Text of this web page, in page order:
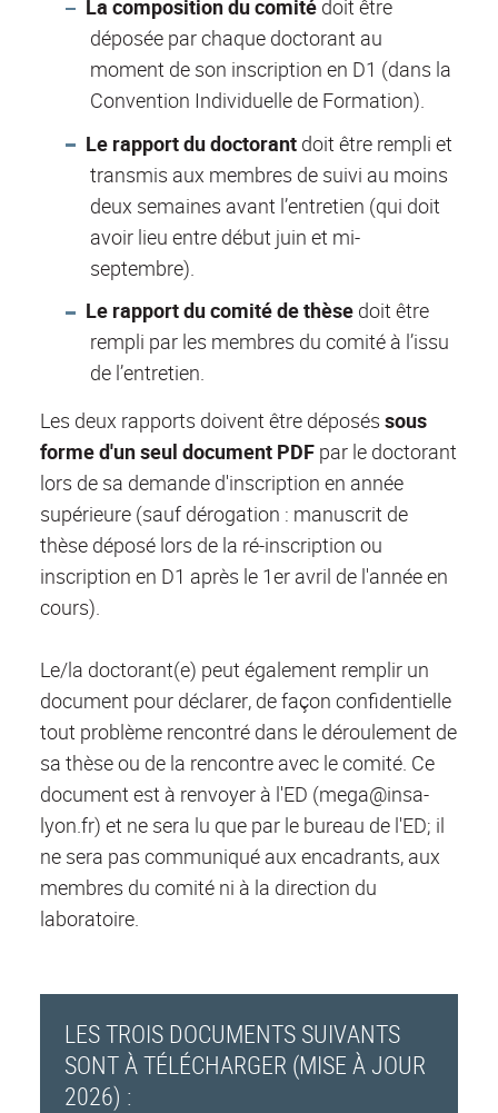
La composition du comitédoit être
déposée par chaque doctorant au
moment de son inscription en D1 (dans la
Convention Individuelle de Formation).
Le rapport du doctorantdoit être rempli et
transmis aux membres de suivi au moins
deux semaines avant l’entretien (qui doit
avoir lieu entre début juin et mi-
septembre).
Le rapport du comité de thèsedoit être
rempli par les membres du comité à l’issu
de l’entretien.
Les deux rapports doivent être déposés sous
forme d'un seul document PDF par le doctorant
lors de sa demande d'inscription en année
supérieure (sauf dérogation : manuscrit de
thèse déposé lors de la ré-inscription ou
inscription en D1 après le 1er avril de l'année en
cours).
Le/la doctorant(e) peut également remplir un
document pour déclarer, de façon confidentielle
tout problème rencontré dans le déroulement de
sa thèse ou de la rencontre avec le comité. Ce
document est à renvoyer à l'ED (mega@insa-
lyon.fr) et ne sera lu que par le bureau de l'ED; il
ne sera pas communiqué aux encadrants, aux
membres du comité ni à la direction du
laboratoire.
LES TROIS DOCUMENTS SUIVANTS
SONT À TÉLÉCHARGER (MISE À JOUR
2026) :